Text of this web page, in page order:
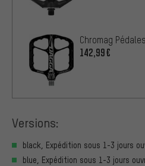
Chromag
142,99€
Versions:
black, Expédition sous 1-3 jours
blue, Expédition sous 1-3 jours